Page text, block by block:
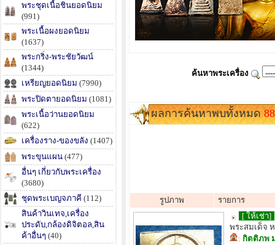
พระชุดเนื้อชินยอดนิยม
(991)
พระเนื้อผงยอดนิยม
(1637)
พระกริ่ง-พระชัยวัฒน์
(1344)
เหรียญยอดนิยม (7990)
พระปิดตายอดนิยม (1081)
พระเนื้อว่านยอดนิยม
(622)
เครื่องราง-ของขลัง (1407)
พระขุนแผน (477)
อื่นๆ เกี่ยวกับพระเครื่อง
(3680)
ชุดพระเบญจภาคี (112)
สินค้าวินเทจ,เครื่อง
ประดับ,กล้องดิจิตอล,สิน
ค้าอื่นๆ (40)
ค้นหาพระเครื่อง
ผลการค้นหาพบทั้งหมด
รูปภาพ
รายการ
[ ให้เช่า]
พระสมเด็จ
: กิตติภพ